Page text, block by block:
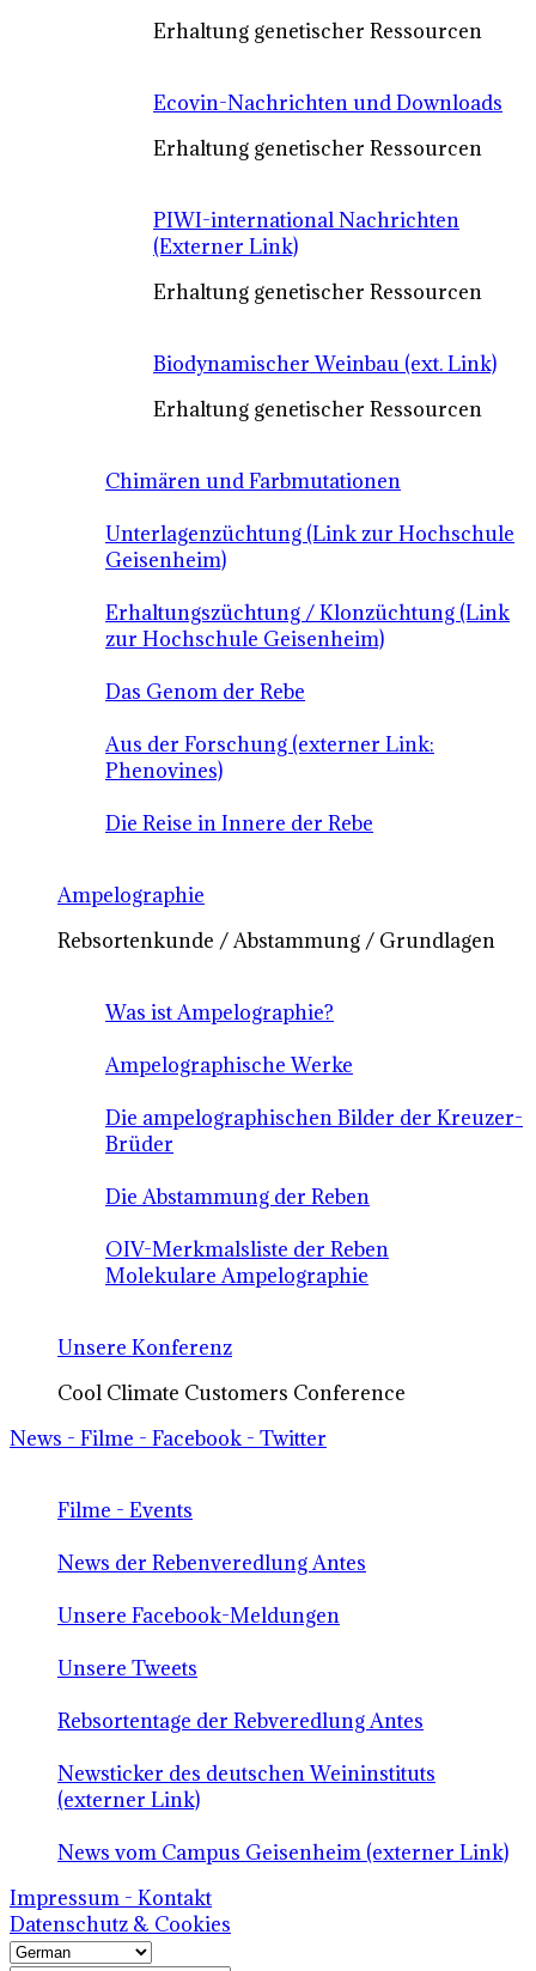
Erhaltung genetischer Ressourcen
Ecovin-Nachrichten und Downloads
Erhaltung genetischer Ressourcen
PIWI-international Nachrichten
(Externer Link)
Erhaltung genetischer Ressourcen
Biodynamischer Weinbau (ext. Link)
Erhaltung genetischer Ressourcen
Chimären und Farbmutationen
Unterlagenzüchtung (Link zur Hochschule
Geisenheim)
Erhaltungszüchtung / Klonzüchtung (Link
zur Hochschule Geisenheim)
Das Genom der Rebe
Aus der Forschung (externer Link:
Phenovines)
Die Reise in Innere der Rebe
Ampelographie
Rebsortenkunde / Abstammung / Grundlagen
Was ist Ampelographie?
Ampelographische Werke
Die ampelographischen Bilder der Kreuzer-
Brüder
Die Abstammung der Reben
OIV-Merkmalsliste der Reben
Molekulare Ampelographie
Unsere Konferenz
Cool Climate Customers Conference
News - Filme - Facebook - Twitter
Filme - Events
News der Rebenveredlung Antes
Unsere Facebook-Meldungen
Unsere Tweets
Rebsortentage der Rebveredlung Antes
Newsticker des deutschen Weininstituts
(externer Link)
News vom Campus Geisenheim (externer Link)
Impressum - Kontakt
Datenschutz & Cookies